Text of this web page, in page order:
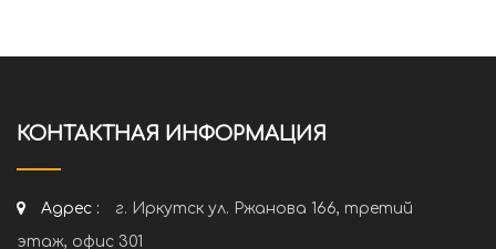
КОНТАКТНАЯ ИНФОРМАЦИЯ
Адрес :
г. Иркутск ул. Ржанова 166, третий
этаж, офис 301